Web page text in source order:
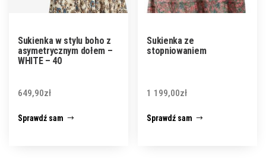
Sukienka w stylu boho z
asymetrycznym dołem –
WHITE – 40
649,90zł
Sprawdź sam
Sukienka ze
stopniowaniem
1 199,00zł
Sprawdź sam